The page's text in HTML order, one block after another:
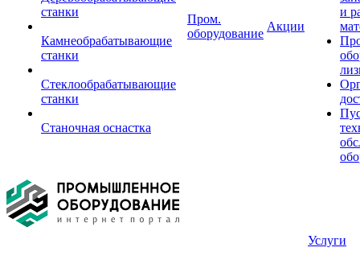
станки
Камнеобрабатывающие
станки
Стеклообрабатывающие
станки
Станочная оснастка
Пром.
оборудование
Акции
и
Услуги